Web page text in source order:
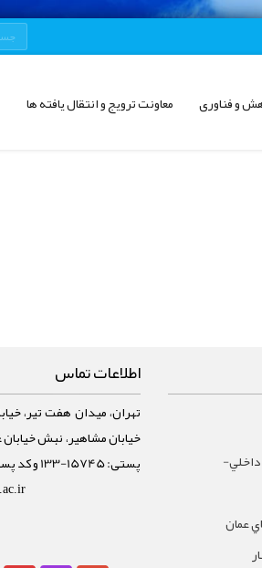
و فناوری معاونت ترویج و انتقال یافته ها
عمان
اطلاعات تماس
تهران، میدان هفت تیر،
پستی: 15745-133 و کد پستی: 1588733111